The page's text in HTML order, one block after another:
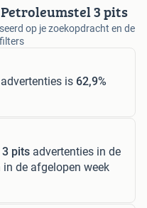
3 pits
op je zoekopdracht en de
advertenties is 62,9%
pits advertenties in de
in de afgelopen week